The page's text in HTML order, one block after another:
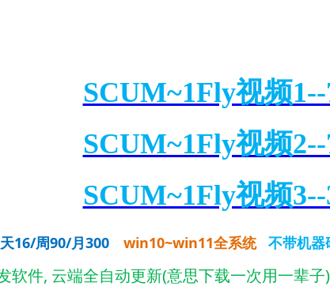
SCUM~1Fly视频
SCUM~1Fly视频
SCUM~1Fly视频
天16/周90/月300 win10~win11全系统 不带机器
软件, 云端全自动更新(意思下载一次用一辈子)